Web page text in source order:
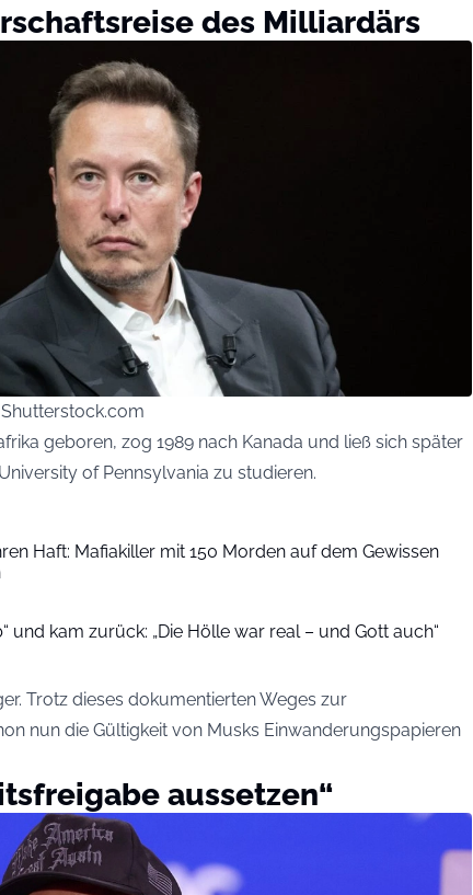
des Milliardärs
geboren, zog 1989 nach Kanada und ließ sich später
of Pennsylvania zu studieren.
Haft: Mafiakiller mit 150 Morden auf dem Gewissen
und kam zurück: „Die Hölle war real – und Gott auch“
Trotz dieses dokumentierten Weges zur
nun die Gültigkeit von Musks Einwanderungspapieren
aussetzen“